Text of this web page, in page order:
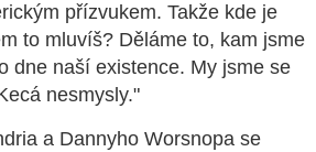
přízvukem. Takže kde je
to mluvíš? Děláme to, kam jsme
dne naší existence. My jsme se
nesmysly."
a Dannyho Worsnopa se